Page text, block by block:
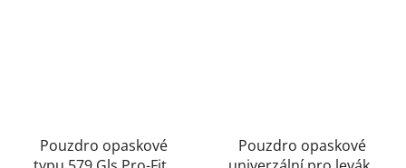
Pouzdro opaskové
Pouzdro opaskové